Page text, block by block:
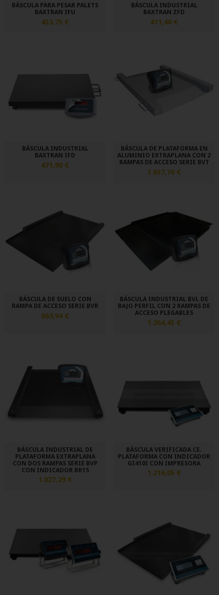
BÁSCULA PARA PESAR PALETS
BAXTRAN IFU
453,75 €
BÁSCULA INDUSTRIAL
BAXTRAN ZFD
411,40 €
BÁSCULA INDUSTRIAL
BAXTRAN IFD
471,90 €
BÁSCULA DE PLATAFORMA EN
ALUMINIO EXTRAPLANA CON 2
RAMPAS DE ACCESO SERIE BVT
1.657,70 €
BÁSCULA DE SUELO CON
RAMPA DE ACCESO SERIE BVR
863,94 €
BÁSCULA INDUSTRIAL BVL DE
BAJO PERFIL CON 2 RAMPAS DE
ACCESO PLEGABLES
1.264,45 €
BÁSCULA INDUSTRIAL DE
PLATAFORMA EXTRAPLANA
CON DOS RAMPAS SERIE BVP
CON INDICADOR BR15
1.027,29 €
BÁSCULA VERIFICADA CE.
PLATAFORMA CON INDICADOR
GI410I CON IMPRESORA
1.216,05 €